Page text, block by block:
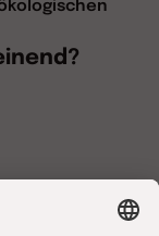
fordert den